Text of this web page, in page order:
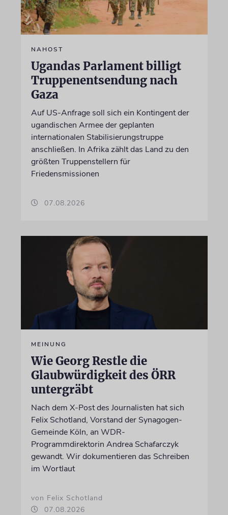
NAHOST
Ugandas Parlament billigt
Truppenentsendung nach
Gaza
Auf US-Anfrage soll sich ein Kontingent der
ugandischen Armee der geplanten
internationalen Stabilisierungstruppe
anschließen. In Afrika zählt das Land zu den
größten Truppenstellern für
Friedensmissionen
07.08.2026
MEINUNG
Wie Georg Restle die
Glaubwürdigkeit des ÖRR
untergräbt
Nach dem X-Post des Journalisten hat sich
Felix Schotland, Vorstand der Synagogen-
Gemeinde Köln, an WDR-
Programmdirektorin Andrea Schafarczyk
gewandt. Wir dokumentieren das Schreiben
im Wortlaut
von Felix Schotland
07.08.2026